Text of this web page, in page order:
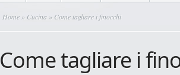
Home » Cucina » Come tagliare i finocchi
Come tagliare i